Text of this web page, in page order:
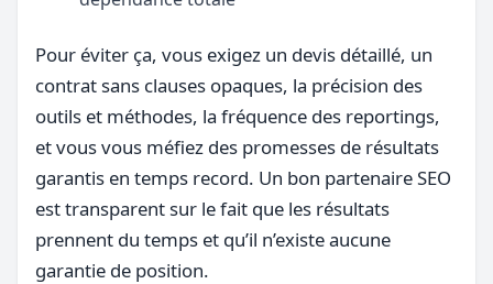
Pour éviter ça, vous exigez un devis détaillé, un
contrat sans clauses opaques, la précision des
outils et méthodes, la fréquence des reportings,
et vous vous méfiez des promesses de résultats
garantis en temps record. Un bon partenaire SEO
est transparent sur le fait que les résultats
prennent du temps et qu’il n’existe aucune
garantie de position.